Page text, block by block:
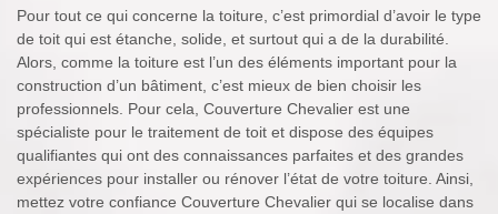
Pour tout ce qui concerne la toiture, c’est primordial d’avoir le type
de toit qui est étanche, solide, et surtout qui a de la durabilité.
Alors, comme la toiture est l’un des éléments important pour la
construction d’un bâtiment, c’est mieux de bien choisir les
professionnels. Pour cela, Couverture Chevalier est une
spécialiste pour le traitement de toit et dispose des équipes
qualifiantes qui ont des connaissances parfaites et des grandes
expériences pour installer ou rénover l’état de votre toiture. Ainsi,
mettez votre confiance Couverture Chevalier qui se localise dans